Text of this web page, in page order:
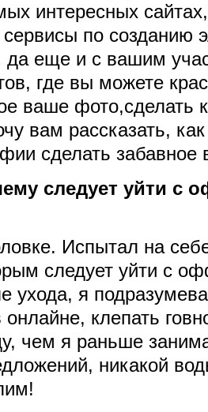
интересных
по созданию
да еще и с вашим
где вы можете
ваше фото,сделать
вам рассказать,
сделать забавное
следует уйти с
Испытал на
следует уйти с
ухода, я
онлайне, клепать
чем я раньше
никакой